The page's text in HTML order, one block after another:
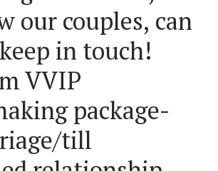
our couples, can
in touch!
VVIP
package-
till